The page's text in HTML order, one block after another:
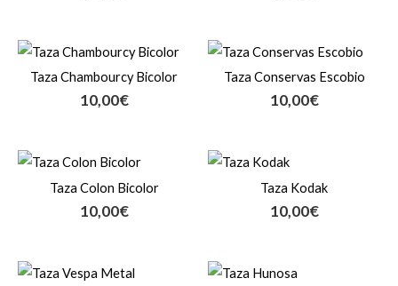
Taza Chambourcy Bicolor
10,00€
Taza Conservas Escobio
10,00€
Taza Colon Bicolor
10,00€
Taza Kodak
10,00€